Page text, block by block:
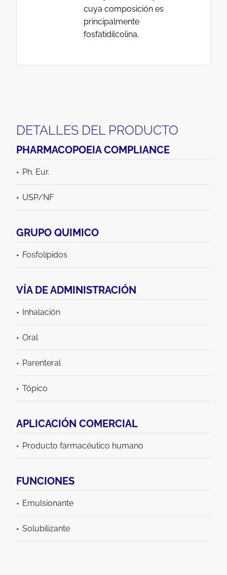
cuya composición es
principalmente
fosfatidilcolina.
DETALLES DEL PRODUCTO
PHARMACOPOEIA COMPLIANCE
Ph. Eur.
USP/NF
GRUPO QUIMICO
Fosfolípidos
VÍA DE ADMINISTRACIÓN
Inhalación
Oral
Parenteral
Tópico
APLICACIÓN COMERCIAL
Producto farmacéutico humano
FUNCIONES
Emulsionante
Solubilizante